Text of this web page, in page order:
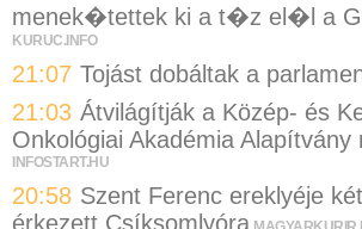
menek�tettek ki a t�z el�l a
KURUC.INFO
21:07 Tojást dobáltak a
21:03 Átvilágítják a Közép- és
Onkológiai Akadémia Alapítvány
INFOSTART.HU
20:58 Szent Ferenc ereklyéje
érkezett Csíksomlyóra